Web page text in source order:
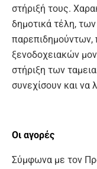
στήριξή τους.
δημοτικά τέλη,
παρεπιδημούντων,
ξενοδοχειακών
στήριξη των
συνεχίσουν και να
Οι αγορές
Σύμφωνα με τον